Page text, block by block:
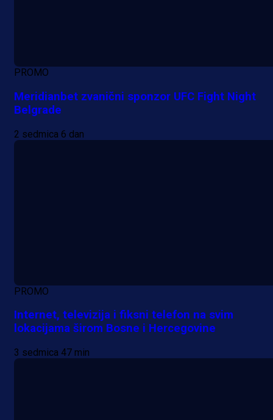
PROMO
Meridianbet zvanični sponzor UFC Fight Night
Belgrade
2 sedmica 6 dan
PROMO
Internet, televizija i fiksni telefon na svim
lokacijama širom Bosne i Hercegovine
3 sedmica 47 min